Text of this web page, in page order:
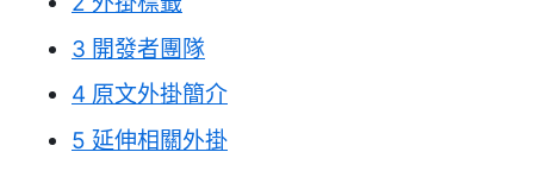
3 開發者團隊
4 原文外掛簡介
5 延伸相關外掛